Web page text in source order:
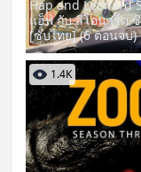
Hap and Leonard
แฮ็พ กับ ลีโอนาร์ด
[ซับไทย] (6 ตอนจบ)
1.4K